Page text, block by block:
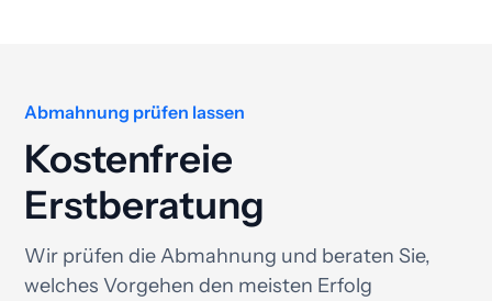
Abmahnung prüfen lassen
Kostenfreie
Erstberatung
Wir prüfen die Abmahnung und beraten Sie,
welches Vorgehen den meisten Erfolg